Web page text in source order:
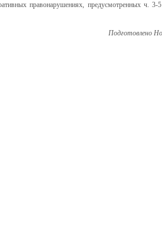
правонарушениях, предусмотренных ч.
Подготовлено